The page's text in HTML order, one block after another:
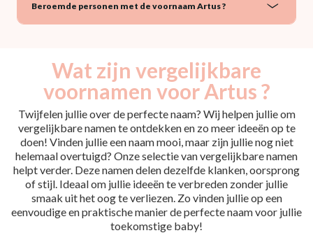
Beroemde personen met de voornaam Artus ?
Wat zijn vergelijkbare
voornamen voor Artus ?
Twijfelen jullie over de perfecte naam? Wij helpen jullie om
vergelijkbare namen te ontdekken en zo meer ideeën op te
doen! Vinden jullie een naam mooi, maar zijn jullie nog niet
helemaal overtuigd? Onze selectie van vergelijkbare namen
helpt verder. Deze namen delen dezelfde klanken, oorsprong
of stijl. Ideaal om jullie ideeën te verbreden zonder jullie
smaak uit het oog te verliezen. Zo vinden jullie op een
eenvoudige en praktische manier de perfecte naam voor jullie
toekomstige baby!